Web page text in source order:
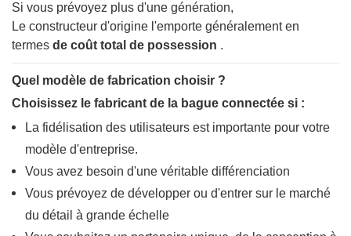
Si vous prévoyez plus d'une génération,
Le constructeur d'origine l'emporte généralement en
termes de coût total de possession .
Quel modèle de fabrication choisir ?
Choisissez le fabricant de la bague connectée si :
La fidélisation des utilisateurs est importante pour votre
modèle d'entreprise.
Vous avez besoin d'une véritable différenciation
Vous prévoyez de développer ou d'entrer sur le marché
du détail à grande échelle